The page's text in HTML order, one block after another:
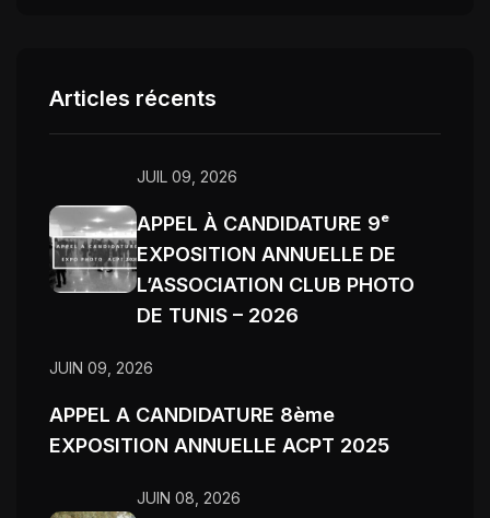
Articles récents
JUIL 09, 2026
APPEL À CANDIDATURE 9ᵉ
EXPOSITION ANNUELLE DE
L’ASSOCIATION CLUB PHOTO
DE TUNIS – 2026
JUIN 09, 2026
APPEL A CANDIDATURE 8ème
EXPOSITION ANNUELLE ACPT 2025
JUIN 08, 2026